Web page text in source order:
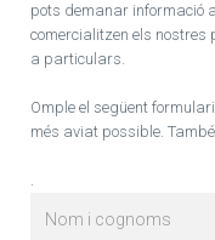
pots demanar informació
comercialitzen els nostres
a particulars.
Omple el següent
més aviat possible.
.